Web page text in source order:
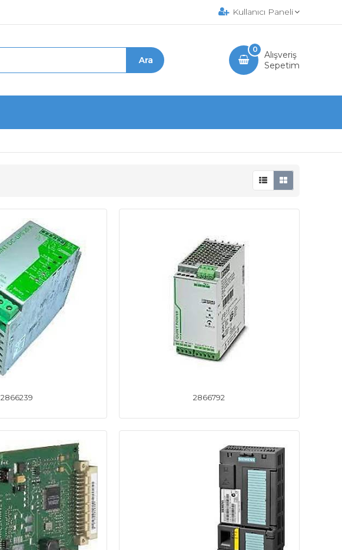
Kullanıcı Paneli
Alışveriş
Sepetim
0
2866239 2866792